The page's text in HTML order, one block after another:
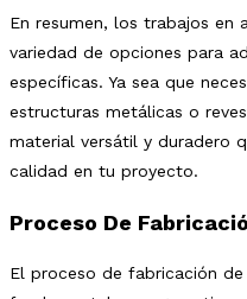
En resumen, los trabajos en
variedad de opciones para
específicas. Ya sea que
estructuras metálicas o
material versátil y duradero
calidad en tu proyecto.
Proceso De
El proceso de fabricación